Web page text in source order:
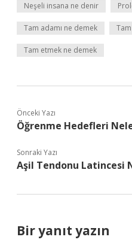
Neşeli insana ne denir
Tam adamı ne demek
Tam etmek ne demek
Önceki Yazı
Öğrenme Hedefleri
Sonraki Yazı
Aşil Tendonu Latincesi
Bir yanıt yazın